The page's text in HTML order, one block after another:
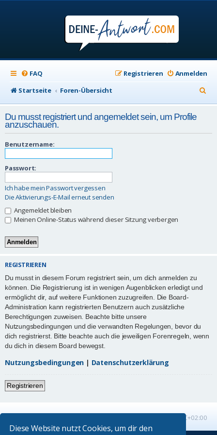
Diese Website nutzt Cookies, um dir den
FAQ Anmelden
Registrieren
Startseite
Foren-Übersicht
u
h
Du musst registriert und angemeldet sein, um Profile
anzuschauen.
Benutzername:
Passwort:
Ich habe mein Passwort vergessen
Die Aktivierungs-E-Mail erneut senden
Angemeldet bleiben
Meinen Online-Status während dieser Sitzung verbergen
REGISTRIEREN
Du musst in diesem Forum registriert sein, um dich anmelden zu
können. Die Registrierung ist in wenigen Augenblicken erledigt und
ermöglicht dir, auf weitere Funktionen zuzugreifen. Die Board-
Administration kann registrierten Benutzern auch zusätzliche
Berechtigungen zuweisen. Beachte bitte unsere
Nutzungsbedingungen und die verwandten Regelungen, bevor du
dich registrierst. Bitte beachte auch die jeweiligen Forenregeln, wenn
du dich in diesem Board bewegst.
Nutzungsbedingungen | Datenschutzerklärung
Registrieren
UTC+02:00